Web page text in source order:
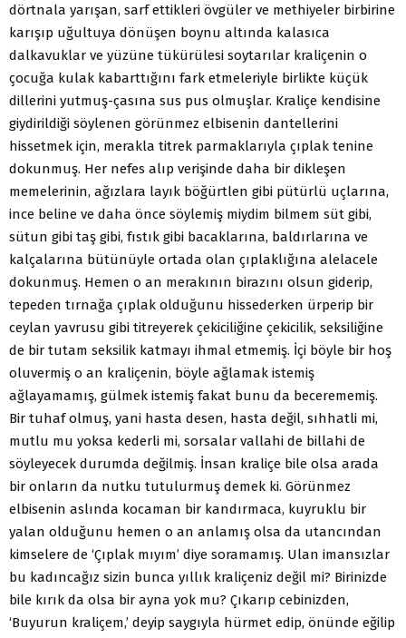
dörtnala yarışan, sarf ettikleri övgüler ve methiyeler birbirine
karışıp uğultuya dönüşen boynu altında kalasıca
dalkavuklar ve yüzüne tükürülesi soytarılar kraliçenin o
çocuğa kulak kabarttığını fark etmeleriyle birlikte küçük
dillerini yutmuş-çasına sus pus olmuşlar. Kraliçe kendisine
giydirildiği söylenen görünmez elbisenin dantellerini
hissetmek için, merakla titrek parmaklarıyla çıplak tenine
dokunmuş. Her nefes alıp verişinde daha bir dikleşen
memelerinin, ağızlara layık böğürtlen gibi pütürlü uçlarına,
ince beline ve daha önce söylemiş miydim bilmem süt gibi,
sütun gibi taş gibi, fıstık gibi bacaklarına, baldırlarına ve
kalçalarına bütünüyle ortada olan çıplaklığına alelacele
dokunmuş. Hemen o an merakının birazını olsun giderip,
tepeden tırnağa çıplak olduğunu hissederken ürperip bir
ceylan yavrusu gibi titreyerek çekiciliğine çekicilik, seksiliğine
de bir tutam seksilik katmayı ihmal etmemiş. İçi böyle bir hoş
oluvermiş o an kraliçenin, böyle ağlamak istemiş
ağlayamamış, gülmek istemiş fakat bunu da becerememiş.
Bir tuhaf olmuş, yani hasta desen, hasta değil, sıhhatli mi,
mutlu mu yoksa kederli mi, sorsalar vallahi de billahi de
söyleyecek durumda değilmiş. İnsan kraliçe bile olsa arada
bir onların da nutku tutulurmuş demek ki. Görünmez
elbisenin aslında kocaman bir kandırmaca, kuyruklu bir
yalan olduğunu hemen o an anlamış olsa da utancından
kimselere de ‘Çıplak mıyım’ diye soramamış. Ulan imansızlar
bu kadıncağız sizin bunca yıllık kraliçeniz değil mi? Birinizde
bile kırık da olsa bir ayna yok mu? Çıkarıp cebinizden,
‘Buyurun kraliçem,’ deyip saygıyla hürmet edip, önünde eğilip